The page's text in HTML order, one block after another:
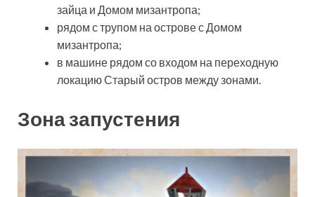
зайца и Домом мизантропа;
рядом с трупом на острове с Домом
мизантропа;
в машине рядом со входом на переходную
локацию Старый остров между зонами.
Зона запустения